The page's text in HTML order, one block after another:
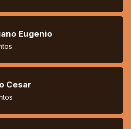
Eugenio
Cesar